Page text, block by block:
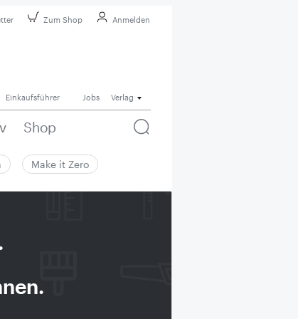
Zum Shop Anmelden
Einkaufsführer Jobs Verlag
Shop
Make it Zero